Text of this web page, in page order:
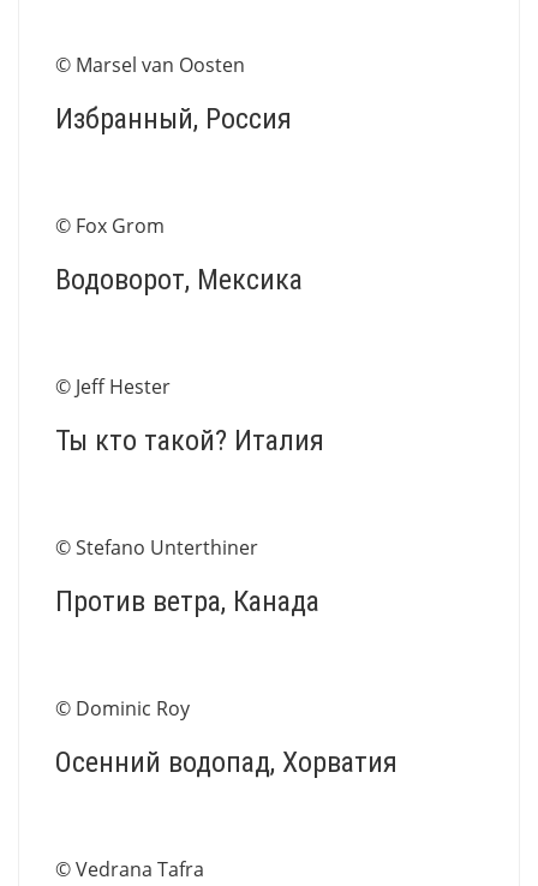
© Marsel van Oosten
Избранный, Россия
© Fox Grom
Водоворот, Мексика
© Jeff Hester
Ты кто такой? Италия
© Stefano Unterthiner
Против ветра, Канада
© Dominic Roy
Осенний водопад, Хорватия
© Vedrana Tafra